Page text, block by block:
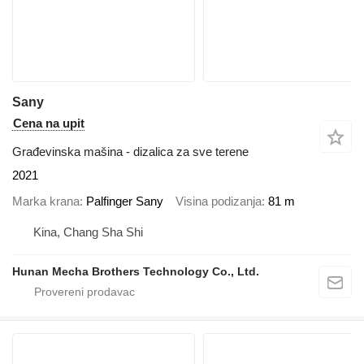
Sany
Cena na upit
Građevinska mašina - dizalica za sve terene
2021
Marka krana Palfinger Sany Visina podizanja 81 m
Kina, Chang Sha Shi
Hunan Mecha Brothers Technology Co., Ltd.